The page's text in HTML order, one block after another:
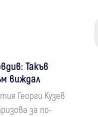
Такъв
виждал
Георги Кузев
за по-